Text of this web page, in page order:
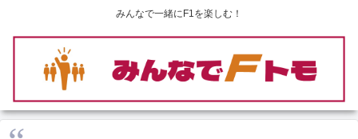
みんなで一緒にF1を楽しむ！